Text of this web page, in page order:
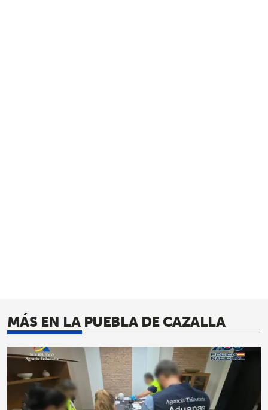
MÁS EN LA PUEBLA DE CAZALLA